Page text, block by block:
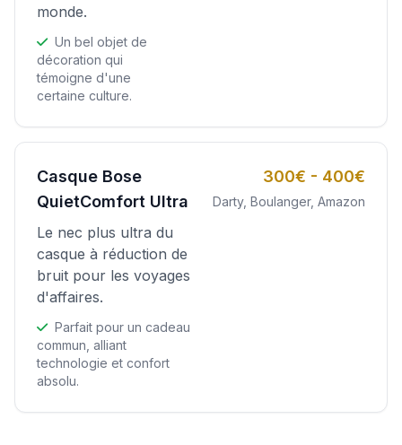
monde.
Un bel objet de
décoration qui
témoigne d'une
certaine culture.
Casque Bose
QuietComfort Ultra
Le nec plus ultra du
casque à réduction de
bruit pour les voyages
d'affaires.
Parfait pour un cadeau
commun, alliant
technologie et confort
absolu.
300€ - 400€
Darty, Boulanger, Amazon